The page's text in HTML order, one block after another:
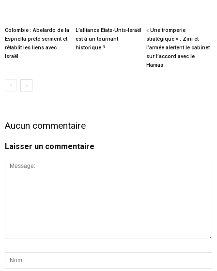
Colombie : Abelardo de la
Espriella prête serment et
rétablit les liens avec
Israël
L’alliance Etats-Unis-Israël
est à un tournant
historique ?
« Une tromperie
stratégique » : Zini et
l’armée alertent le cabinet
sur l’accord avec le
Hamas
Aucun commentaire
Laisser un commentaire